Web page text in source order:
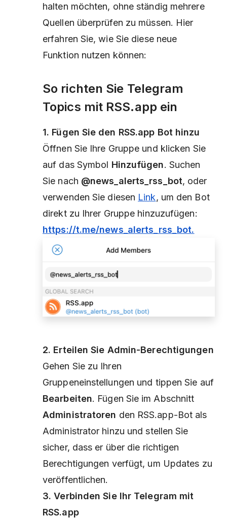
halten möchten, ohne ständig mehrere
Quellen überprüfen zu müssen. Hier
erfahren Sie, wie Sie diese neue
Funktion nutzen können:
So richten Sie Telegram
Topics mit RSS.app ein
1. Fügen Sie den RSS.app Bot hinzu
Öffnen Sie Ihre Gruppe und klicken Sie
auf das Symbol Hinzufügen. Suchen
Sie nach @news_alerts_rss_bot, oder
verwenden Sie diesen Link, um den Bot
direkt zu Ihrer Gruppe hinzuzufügen:
https://t.me/news_alerts_rss_bot.
2. Erteilen Sie Admin-Berechtigungen
Gehen Sie zu Ihren
Gruppeneinstellungen und tippen Sie auf
Bearbeiten. Fügen Sie im Abschnitt
Administratoren den RSS.app-Bot als
Administrator hinzu und stellen Sie
sicher, dass er über die richtigen
Berechtigungen verfügt, um Updates zu
veröffentlichen.
3. Verbinden Sie Ihr Telegram mit
RSS.app